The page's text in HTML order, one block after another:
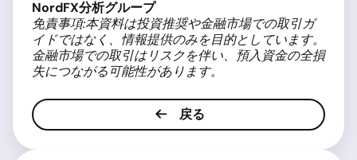
NordFX分析グループ
免責事項:本資料は投資推奨や金融市場での取引ガ
イドではなく、情報提供のみを目的としています。
金融市場での取引はリスクを伴い、預入資金の全損
失につながる可能性があります。
戻る